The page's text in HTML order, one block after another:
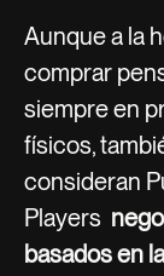
Aunque a la
comprar
siempre en
físicos,
consideran
Players
basados en